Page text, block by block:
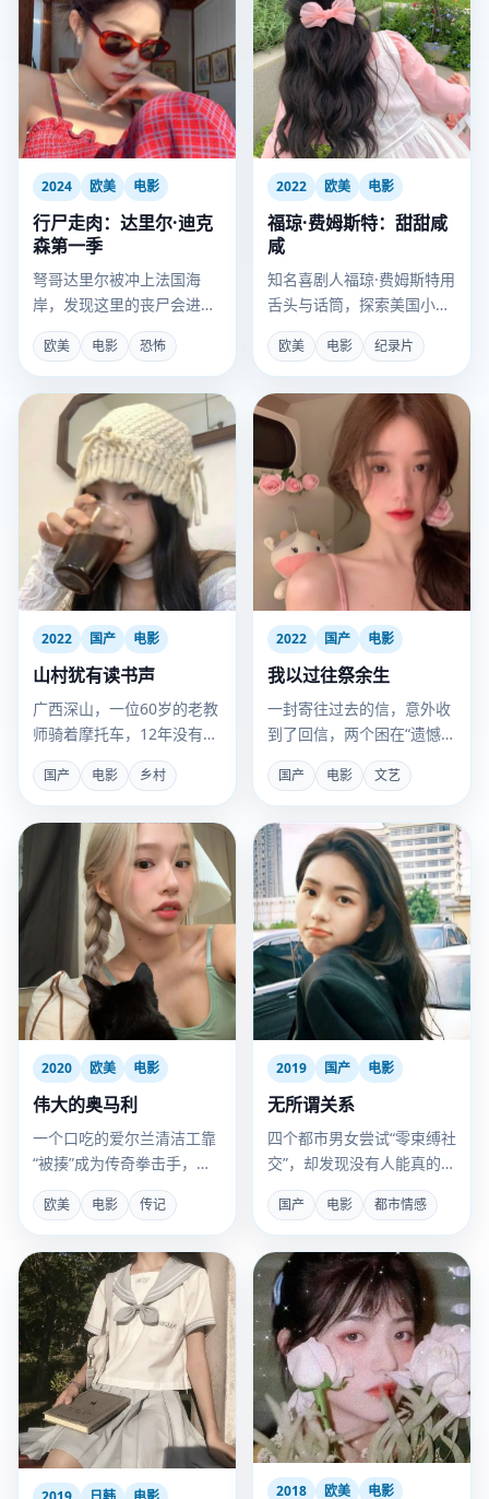
2024 欧美 电影
行尸走肉：达里尔·迪克
森第一季
弩哥达里尔被冲上法国海
岸，发现这里的丧尸会进
化，而他身上带着唯一能终
结瘟疫的抗体。
欧美 电影 恐怖
2022 欧美 电影
福琼·费姆斯特：甜甜咸
咸
知名喜剧人福琼·费姆斯特用
舌头与话筒，探索美国小镇
的怪诞美食与人生故事。
欧美 电影 纪录片
2022 国产 电影
山村犹有读书声
广西深山，一位60岁的老教
师骑着摩托车，12年没有让
一个孩子辍学。
国产 电影 乡村
2022 国产 电影
我以过往祭余生
一封寄往过去的信，意外收
到了回信，两个困在“遗憾”
里的人，开始了一场跨越时
空的救赎。
国产 电影 文艺
2020 欧美 电影
伟大的奥马利
一个口吃的爱尔兰清洁工靠
“被揍”成为传奇拳击手，因
为他发现挨打比打人更值
钱。
欧美 电影 传记
2019 国产 电影
无所谓关系
四个都市男女尝试“零束缚社
交”，却发现没有人能真的无
所谓。
国产 电影 都市情感
2018 欧美 电影